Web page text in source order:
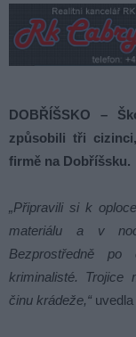
DOBŘÍŠSKO –
způsobili tři
firmě na Dobříšsku.
„Připravili si k
materiálu a v
Bezprostředně
kriminalisté. Trojice
činu krádeže,“